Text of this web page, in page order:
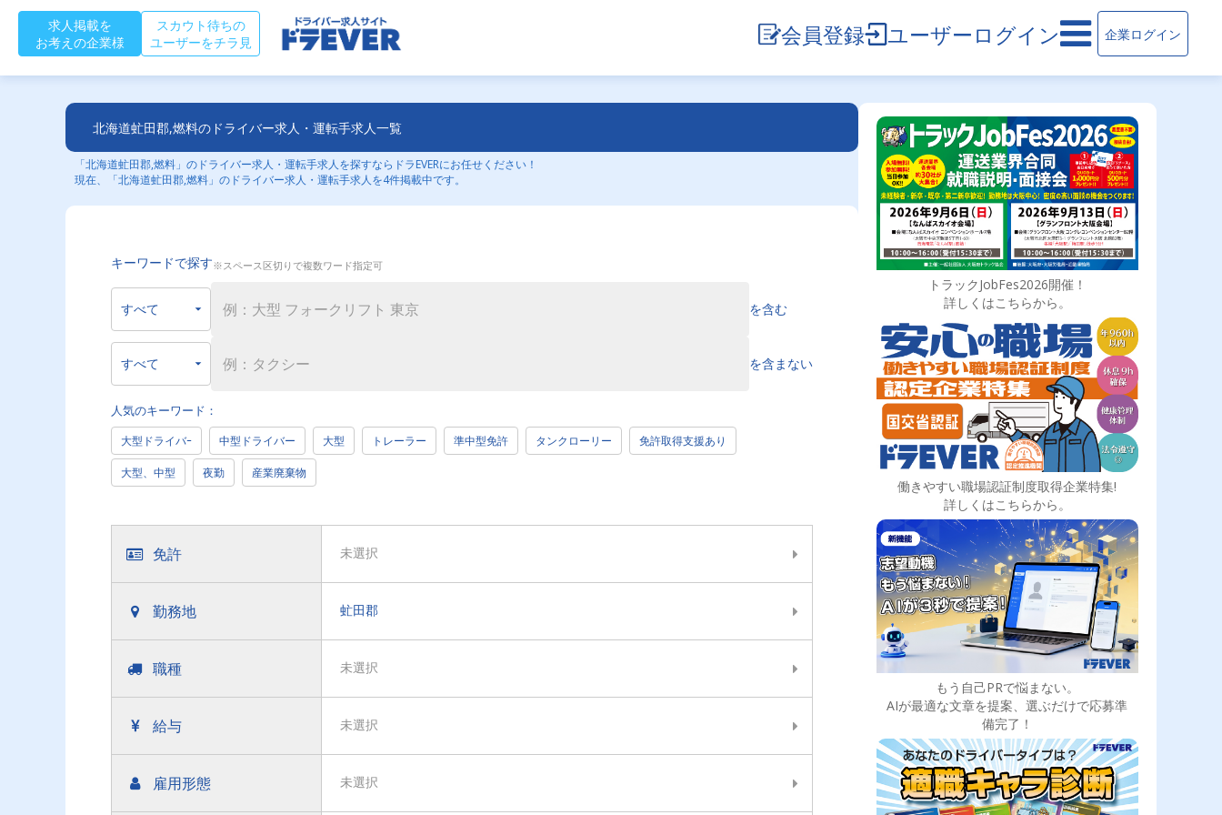
求人掲載を
お考えの企業様
スカウト待ちの
ユーザーをチラ見
会員登録 ユーザーログイン 企業ログイン
北海道虻田郡,燃料のドライバー求人・運転手求人一覧
「北海道虻田郡,燃料」のドライバー求人・運転手求人を探すならドラEVERにお任せください！
現在、「北海道虻田郡,燃料」のドライバー求人・運転手求人を4件掲載中です。
キーワードで探す※スペース区切りで複数ワード指定可
を含む
を含まない
人気のキーワード：
大型ドライバｰ 中型ドライバー 大型 トレーラー 準中型免許 タンクローリー 免許取得支援あり
大型、中型 夜勤 産業廃棄物
免許 未選択
勤務地 虻田郡
職種 未選択
給与 未選択
雇用形態 未選択
トラックJobFes2026開催！
詳しくはこちらから。
働きやすい職場認証制度取得企業特集!
詳しくはこちらから。
もう自己PRで悩まない。
AIが最適な文章を提案、選ぶだけで応募準
備完了！